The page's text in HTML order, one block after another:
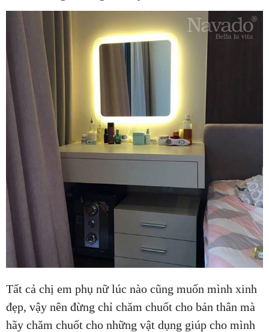
Tất cả chị em phụ nữ lúc nào cũng muốn mình xinh
đẹp, vậy nên đừng chỉ chăm chuốt cho bản thân mà
hãy chăm chuốt cho những vật dụng giúp cho mình